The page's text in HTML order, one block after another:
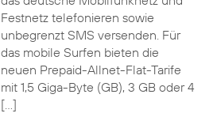
Festnetz telefonieren sowie
unbegrenzt SMS versenden. Für
das mobile Surfen bieten die
neuen Prepaid-Allnet-Flat-Tarife
mit 1,5 Giga-Byte (GB), 3 GB oder 4
[…]